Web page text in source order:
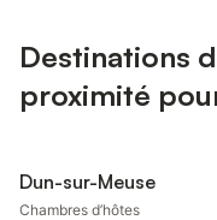
Destinations
proximité
Dun-sur-Meuse
Chambres d’hôtes